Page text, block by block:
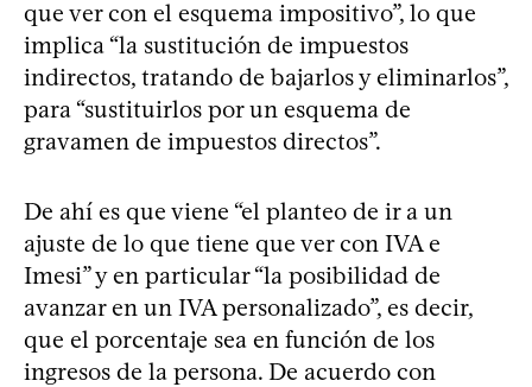
que ver con el esquema impositivo”, lo que
implica “la sustitución de impuestos
indirectos, tratando de bajarlos y eliminarlos”,
para “sustituirlos por un esquema de
gravamen de impuestos directos”.
De ahí es que viene “el planteo de ir a un
ajuste de lo que tiene que ver con IVA e
Imesi” y en particular “la posibilidad de
avanzar en un IVA personalizado”, es decir,
que el porcentaje sea en función de los
ingresos de la persona. De acuerdo con